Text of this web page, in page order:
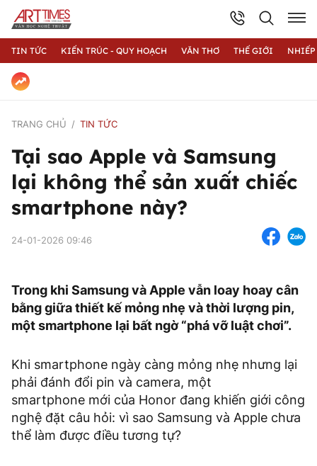
TIN TỨC KIẾN TRÚC - QUY HOẠCH VĂN THƠ THẾ GIỚI
TRANG CHỦ TIN TỨC
Tại sao Apple và Samsung
lại không thể sản xuất chiếc
smartphone này?
24-01-2026 09:46
Trong khi Samsung và Apple vẫn loay hoay cân
bằng giữa thiết kế mỏng nhẹ và thời lượng pin,
một smartphone lại bất ngờ “phá vỡ luật chơi”.
Khi smartphone ngày càng mỏng nhẹ nhưng lại
phải đánh đổi pin và camera, một
smartphone mới của Honor đang khiến giới công
nghệ đặt câu hỏi: vì sao Samsung và Apple chưa
thể làm được điều tương tự?